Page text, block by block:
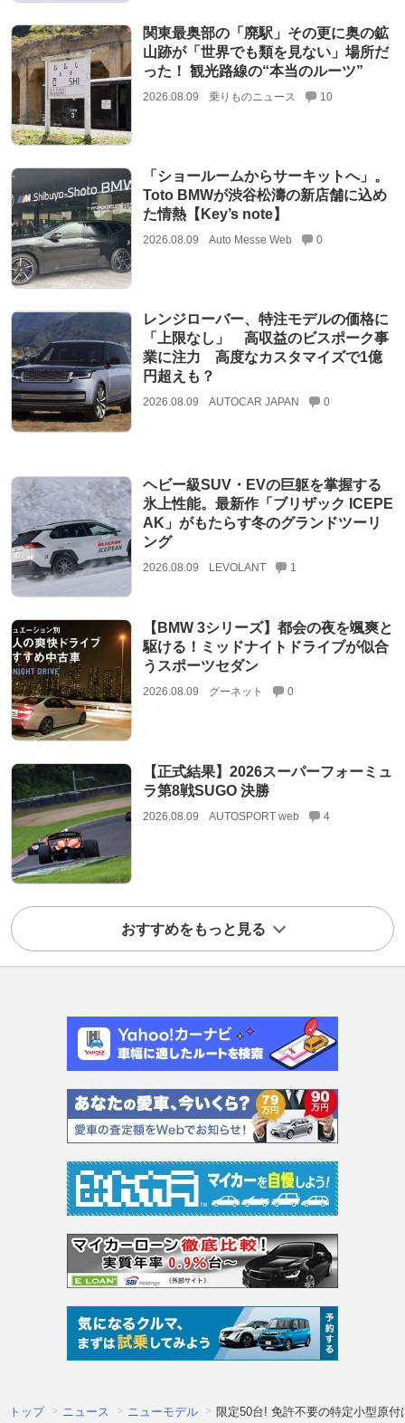
関東最奥部の「廃駅」その更に奥の鉱
山跡が「世界でも類を見ない」場所だ
った！ 観光路線の“本当のルーツ”
2026.08.09 乗りものニュース 10
「ショールームからサーキットへ」。
Toto BMWが渋谷松濤の新店舗に込め
た情熱【Key’s note】
2026.08.09 Auto Messe Web 0
レンジローバー、特注モデルの価格に
「上限なし」 高収益のビスポーク事
業に注力 高度なカスタマイズで1億
円超えも？
2026.08.09 AUTOCAR JAPAN 0
ヘビー級SUV・EVの巨躯を掌握する
氷上性能。最新作「ブリザック ICEPE
AK」がもたらす冬のグランドツーリ
ング
2026.08.09 LEVOLANT 1
【BMW 3シリーズ】都会の夜を颯爽と
駆ける！ミッドナイトドライブが似合
うスポーツセダン
2026.08.09 グーネット 0
【正式結果】2026スーパーフォーミュ
ラ第8戦SUGO 決勝
2026.08.09 AUTOSPORT web 4
おすすめをもっと見る
トップ ニュース ニューモデル 限定50台! 免許不要の特定小型原